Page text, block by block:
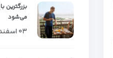
می‌شود
۰۳ اسفند ۱۳۹۵